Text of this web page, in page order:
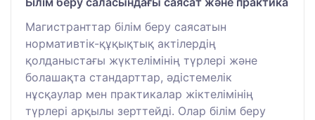
Магистранттар білім беру саясатын
нормативтік-құқықтық актілердің
қолданыстағы жүктелімінің түрлері және
болашақта стандарттар, әдістемелік
нұсқаулар мен практикалар жіктелімінің
түрлері арқылы зерттейді. Олар білім беру